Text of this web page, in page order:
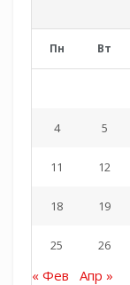
Пн Вт
4 5
11 12
18 19
25 26
« Фев Апр »